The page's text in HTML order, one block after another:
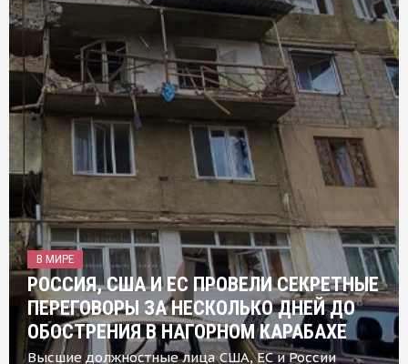
В МИРЕ
РОССИЯ, США И ЕС ПРОВЕЛИ СЕКРЕТНЫЕ
ПЕРЕГОВОРЫ ЗА НЕСКОЛЬКО ДНЕЙ ДО
ОБОСТРЕНИЯ В НАГОРНОМ КАРАБАХЕ
Высшие должностные лица США, ЕС и России